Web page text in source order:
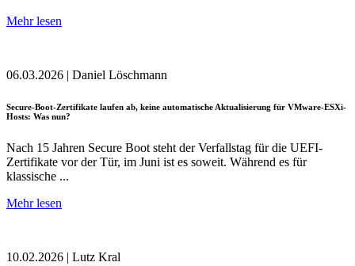
Mehr lesen
06.03.2026 | Daniel Löschmann
Secure-Boot-Zertifikate laufen ab, keine automatische Aktualisierung für VMware-ESXi-
Hosts: Was nun?
Nach 15 Jahren Secure Boot steht der Verfallstag für die UEFI-
Zertifikate vor der Tür, im Juni ist es soweit. Während es für
klassische ...
Mehr lesen
10.02.2026 | Lutz Kral